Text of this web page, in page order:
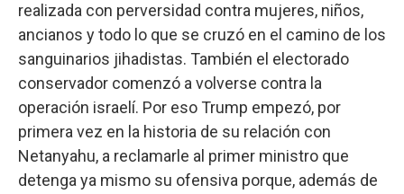
realizada con perversidad contra mujeres, niños,
ancianos y todo lo que se cruzó en el camino de los
sanguinarios jihadistas. También el electorado
conservador comenzó a volverse contra la
operación israelí. Por eso Trump empezó, por
primera vez en la historia de su relación con
Netanyahu, a reclamarle al primer ministro que
detenga ya mismo su ofensiva porque, además de